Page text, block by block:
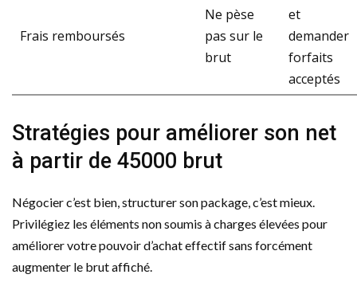
Frais remboursés
Ne pèse
pas sur le
brut
et
demander
forfaits
acceptés
Stratégies pour améliorer son net
à partir de 45000 brut
Négocier c’est bien, structurer son package, c’est mieux.
Privilégiez les éléments non soumis à charges élevées pour
améliorer votre pouvoir d’achat effectif sans forcément
augmenter le brut affiché.